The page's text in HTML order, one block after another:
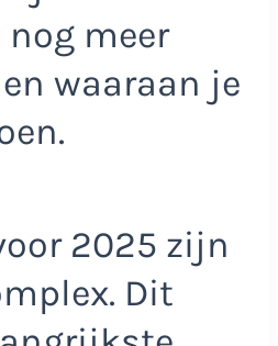
meer
waaraan je
2025 zijn
Dit